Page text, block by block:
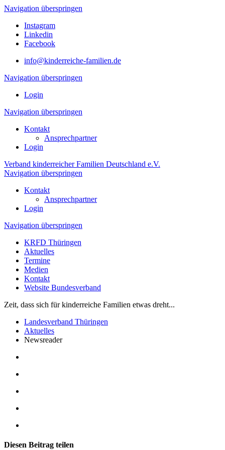
Navigation überspringen
Instagram
Linkedin
Facebook
info@kinderreiche-familien.de
Navigation überspringen
Login
Navigation überspringen
Kontakt
Ansprechpartner
Login
Verband kinderreicher Familien Deutschland e.V.
Navigation überspringen
Kontakt
Ansprechpartner
Login
Navigation überspringen
KRFD Thüringen
Aktuelles
Termine
Medien
Kontakt
Website Bundesverband
Zeit, dass sich für kinderreiche Familien etwas dreht...
Landesverband Thüringen
Aktuelles
Newsreader
Diesen Beitrag teilen